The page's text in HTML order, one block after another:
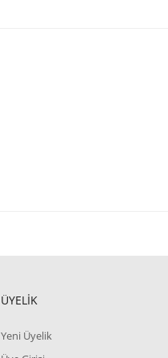
ÜYELİK
Yeni Üyelik